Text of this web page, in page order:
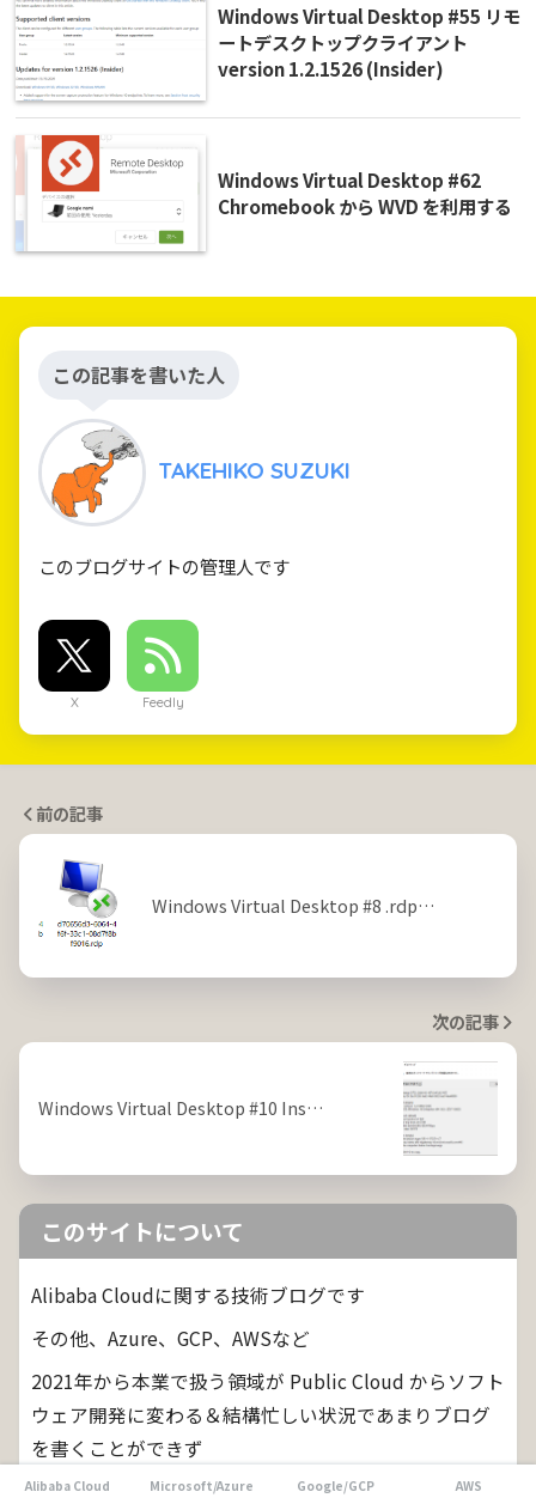
Windows Virtual Desktop #55 リモ
ートデスクトップクライアント
version 1.2.1526 (Insider)
Windows Virtual Desktop #62
Chromebook から WVD を利用する
この記事を書いた人
TAKEHIKO SUZUKI
このブログサイトの管理人です
X Feedly
前の記事
Windows Virtual Desktop #8 .rdp…
次の記事
Windows Virtual Desktop #10 Ins…
このサイトについて
Alibaba Cloudに関する技術ブログです
その他、Azure、GCP、AWSなど
2021年から本業で扱う領域が Public Cloud からソフト
ウェア開発に変わる＆結構忙しい状況であまりブログ
を書くことができず
2024年4月現在、環境も変わりパブリッククラウドや生
Alibaba Cloud Microsoft/Azure Google/GCP AWS